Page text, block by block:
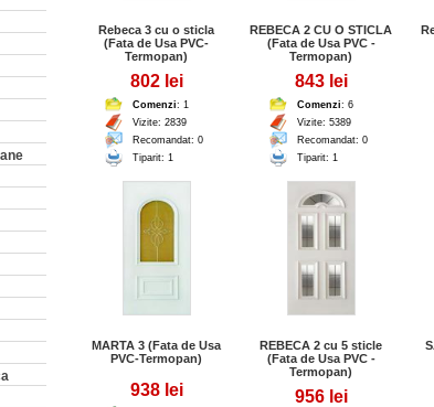
Rebeca 3 cu o sticla
(Fata de Usa PVC-
Termopan)
802 lei
Comenzi: 1
Vizite: 2839
Recomandat: 0
Tiparit: 1
REBECA 2 CU O STICLA
(Fata de Usa PVC -
Termopan)
843 lei
Comenzi: 6
Vizite: 5389
Recomandat: 0
Tiparit: 1
MARTA 3 (Fata de Usa
PVC-Termopan)
938 lei
REBECA 2 cu 5 sticle
(Fata de Usa PVC -
Termopan)
956 lei